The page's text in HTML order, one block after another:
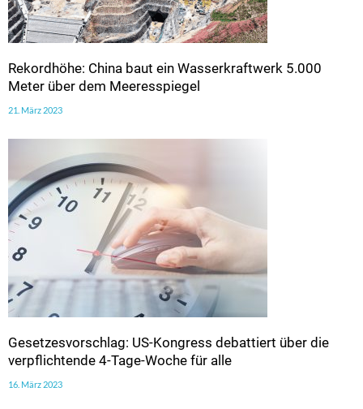
Rekordhöhe: China baut ein Wasserkraftwerk 5.000
Meter über dem Meeresspiegel
21. März 2023
Gesetzesvorschlag: US-Kongress debattiert über die
verpflichtende 4-Tage-Woche für alle
16. März 2023